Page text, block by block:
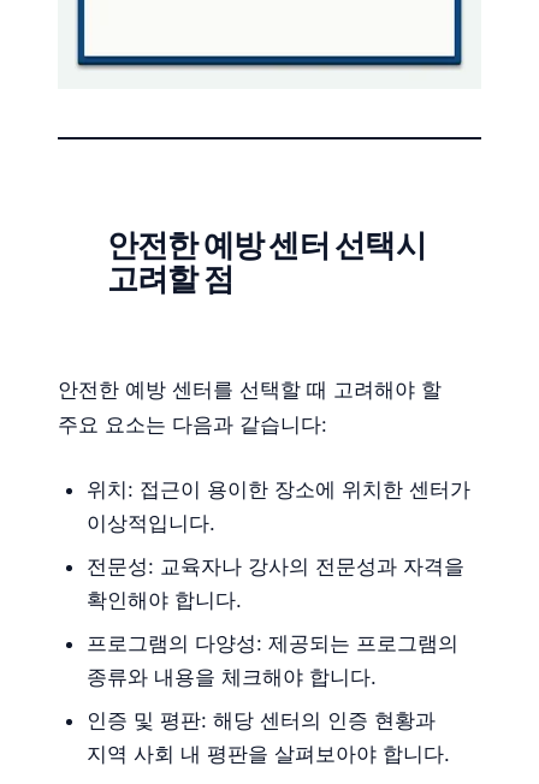
안전한 예방 센터 선택시
고려할 점
안전한 예방 센터를 선택할 때 고려해야 할
주요 요소는 다음과 같습니다:
위치: 접근이 용이한 장소에 위치한 센터가
이상적입니다.
전문성: 교육자나 강사의 전문성과 자격을
확인해야 합니다.
프로그램의 다양성: 제공되는 프로그램의
종류와 내용을 체크해야 합니다.
인증 및 평판: 해당 센터의 인증 현황과
지역 사회 내 평판을 살펴보아야 합니다.